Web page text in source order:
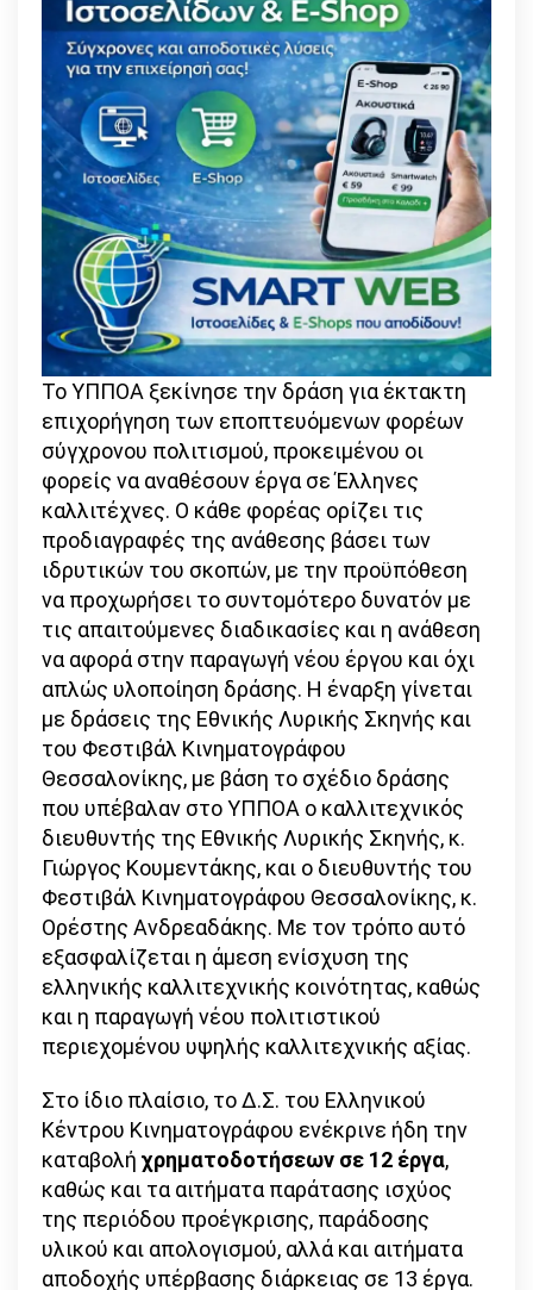
Το ΥΠΠΟΑ ξεκίνησε την δράση για έκτακτη
επιχορήγηση των εποπτευόμενων φορέων
σύγχρονου πολιτισμού, προκειμένου οι
φορείς να αναθέσουν έργα σε Έλληνες
καλλιτέχνες. Ο κάθε φορέας ορίζει τις
προδιαγραφές της ανάθεσης βάσει των
ιδρυτικών του σκοπών, με την προϋπόθεση
να προχωρήσει το συντομότερο δυνατόν με
τις απαιτούμενες διαδικασίες και η ανάθεση
να αφορά στην παραγωγή νέου έργου και όχι
απλώς υλοποίηση δράσης. Η έναρξη γίνεται
με δράσεις της Εθνικής Λυρικής Σκηνής και
του Φεστιβάλ Κινηματογράφου
Θεσσαλονίκης, με βάση το σχέδιο δράσης
που υπέβαλαν στο ΥΠΠΟΑ ο καλλιτεχνικός
διευθυντής της Εθνικής Λυρικής Σκηνής, κ.
Γιώργος Κουμεντάκης, και ο διευθυντής του
Φεστιβάλ Κινηματογράφου Θεσσαλονίκης, κ.
Ορέστης Ανδρεαδάκης. Με τον τρόπο αυτό
εξασφαλίζεται η άμεση ενίσχυση της
ελληνικής καλλιτεχνικής κοινότητας, καθώς
και η παραγωγή νέου πολιτιστικού
περιεχομένου υψηλής καλλιτεχνικής αξίας.
Στο ίδιο πλαίσιο, το Δ.Σ. του Ελληνικού
Κέντρου Κινηματογράφου ενέκρινε ήδη την
καταβολή χρηματοδοτήσεων σε 12 έργα,
καθώς και τα αιτήματα παράτασης ισχύος
της περιόδου προέγκρισης, παράδοσης
υλικού και απολογισμού, αλλά και αιτήματα
αποδοχής υπέρβασης διάρκειας σε 13 έργα.